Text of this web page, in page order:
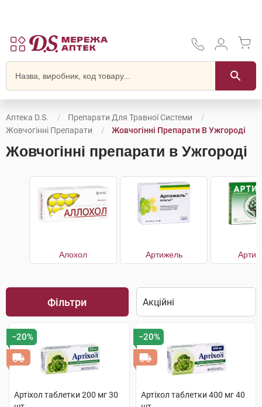
Аптека D.S.
Препарати Для Травної Системи
Жовчогінні Препарати
Жовчогінні Препарати В Ужгороді
Жовчогінні препарати в Ужгороді
Алохол Артижель
Фільтри
−20%
Артіхол таблетки 200 мг 30
−20%
Артіхол таблетки 400 мг 40